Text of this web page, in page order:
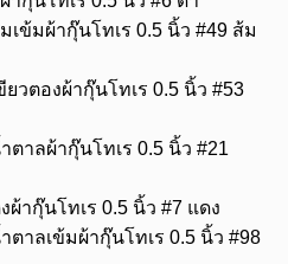
ผ้ากุ๊นโทเร 0.5 นิ้ว #49 ส้ม
ผ้ากุ๊นโทเร 0.5 นิ้ว #53
ผ้ากุ๊นโทเร 0.5 นิ้ว #21
ผ้ากุ๊นโทเร 0.5 นิ้ว #7 แดง
ผ้ากุ๊นโทเร 0.5 นิ้ว #98